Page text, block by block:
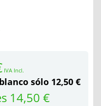
IVA Incl.
sólo 12,50 €
14,50 €